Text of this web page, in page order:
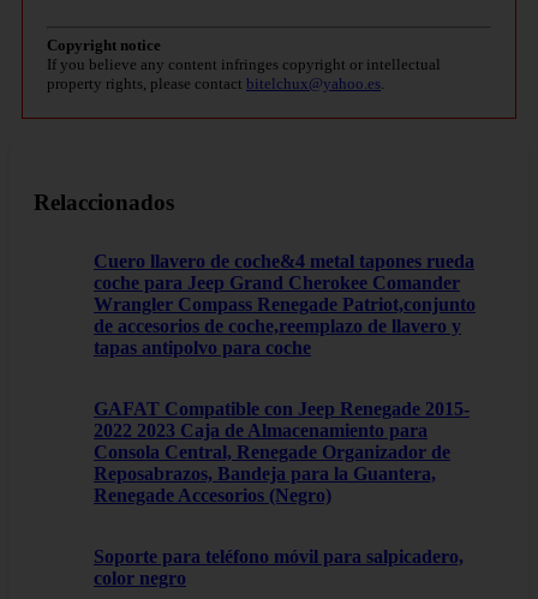
Copyright notice
If you believe any content infringes copyright or intellectual
property rights, please contact bitelchux@yahoo.es.
Relaccionados
Cuero llavero de coche&4 metal tapones rueda
coche para Jeep Grand Cherokee Comander
Wrangler Compass Renegade Patriot,conjunto
de accesorios de coche,reemplazo de llavero y
tapas antipolvo para coche
GAFAT Compatible con Jeep Renegade 2015-
2022 2023 Caja de Almacenamiento para
Consola Central, Renegade Organizador de
Reposabrazos, Bandeja para la Guantera,
Renegade Accesorios (Negro)
Soporte para teléfono móvil para salpicadero,
color negro